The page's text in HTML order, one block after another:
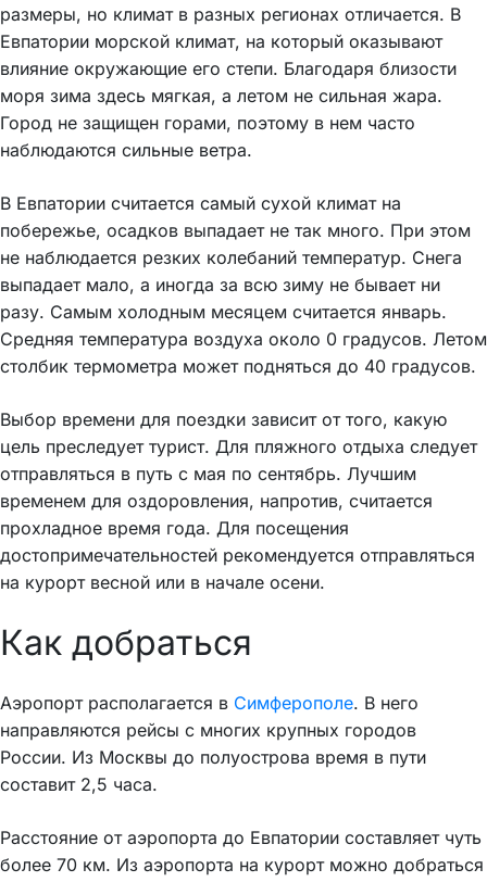
размеры, но климат в разных регионах отличается. В
Евпатории морской климат, на который оказывают
влияние окружающие его степи. Благодаря близости
моря зима здесь мягкая, а летом не сильная жара.
Город не защищен горами, поэтому в нем часто
наблюдаются сильные ветра.
В Евпатории считается самый сухой климат на
побережье, осадков выпадает не так много. При этом
не наблюдается резких колебаний температур. Снега
выпадает мало, а иногда за всю зиму не бывает ни
разу. Самым холодным месяцем считается январь.
Средняя температура воздуха около 0 градусов. Летом
столбик термометра может подняться до 40 градусов.
Выбор времени для поездки зависит от того, какую
цель преследует турист. Для пляжного отдыха следует
отправляться в путь с мая по сентябрь. Лучшим
временем для оздоровления, напротив, считается
прохладное время года. Для посещения
достопримечательностей рекомендуется отправляться
на курорт весной или в начале осени.
Как добраться
Аэропорт располагается в Симферополе. В него
направляются рейсы с многих крупных городов
России. Из Москвы до полуострова время в пути
составит 2,5 часа.
Расстояние от аэропорта до Евпатории составляет чуть
более 70 км. Из аэропорта на курорт можно добраться